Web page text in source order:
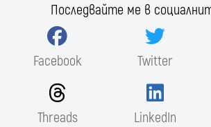
Последвайте ме в
Facebook Twitter
Threads LinkedIn